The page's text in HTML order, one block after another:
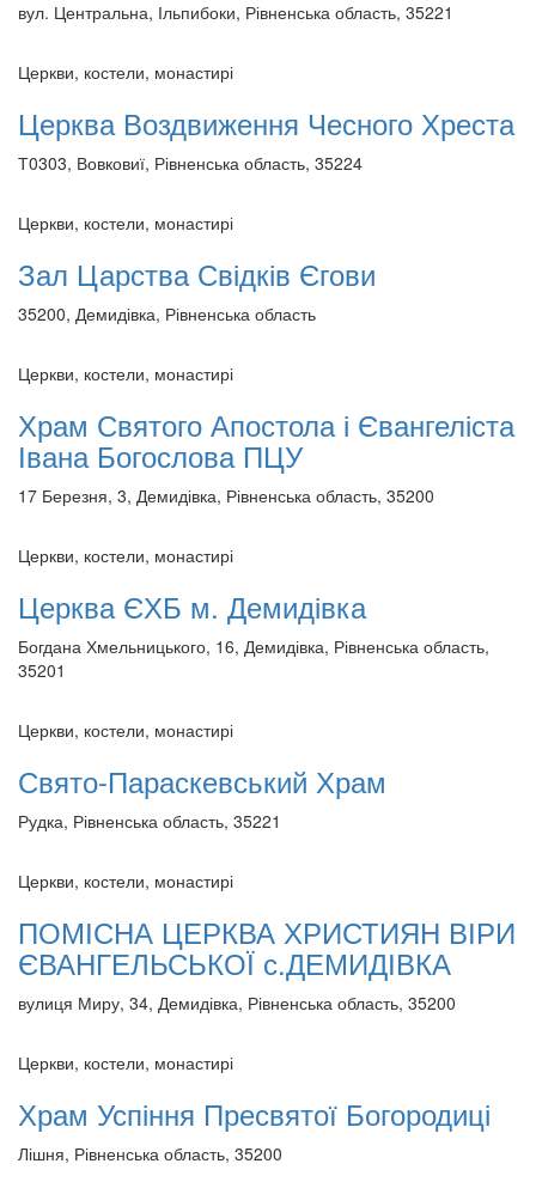
вул. Центральна, Ільпибоки, Рівненська область, 35221
Церкви, костели, монастирі
Церква Воздвиження Чесного Хреста
Т0303, Вовковиї, Рівненська область, 35224
Церкви, костели, монастирі
Зал Царства Свідків Єгови
35200, Демидівка, Рівненська область
Церкви, костели, монастирі
Храм Святого Апостола і Євангеліста
Івана Богослова ПЦУ
17 Березня, 3, Демидівка, Рівненська область, 35200
Церкви, костели, монастирі
Церква ЄХБ м. Демидівка
Богдана Хмельницького, 16, Демидівка, Рівненська область,
35201
Церкви, костели, монастирі
Свято-Параскевський Храм
Рудка, Рівненська область, 35221
Церкви, костели, монастирі
ПОМІСНА ЦЕРКВА ХРИСТИЯН ВІРИ
ЄВАНГЕЛЬСЬКОЇ с.ДЕМИДІВКА
вулиця Миру, 34, Демидівка, Рівненська область, 35200
Церкви, костели, монастирі
Храм Успіння Пресвятої Богородиці
Лішня, Рівненська область, 35200